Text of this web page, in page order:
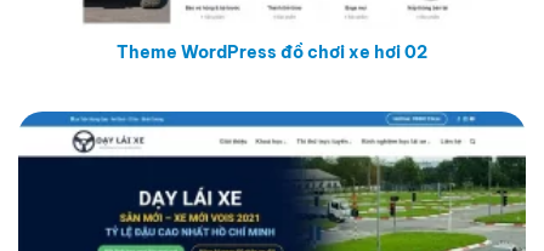
Theme WordPress đồ chơi xe hơi 02